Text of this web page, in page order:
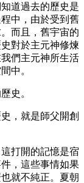
道過去的歷史是
中，由於受到舊
而且，舊宇宙的
對於主元神修煉
們主元神所生活
中。
史。
，就是師父開創
打開的記憶是宿
，這些事情如果
就不純正。夏朝